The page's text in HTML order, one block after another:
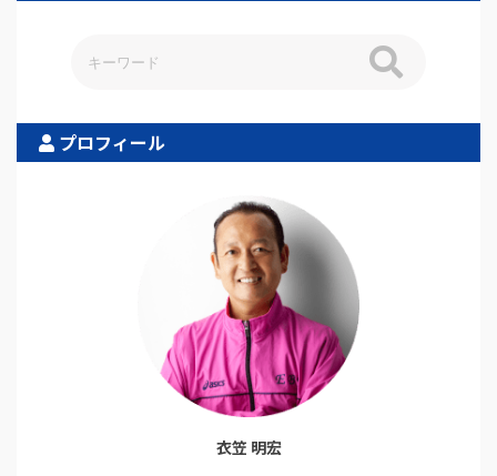
プロフィール
衣笠 明宏